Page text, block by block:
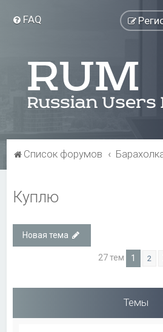
FAQ
Список форумов
Куплю
Новая тема
27 тем 1 2
Темы